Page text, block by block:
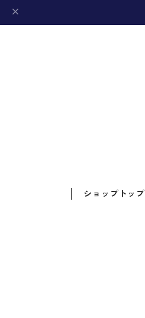
ショップトップ